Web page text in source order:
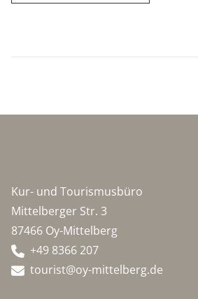
Kur- und Tourismusbüro
Mittelberger Str. 3
87466 Oy-Mittelberg
+49 8366 207
tourist@oy-mittelberg.de